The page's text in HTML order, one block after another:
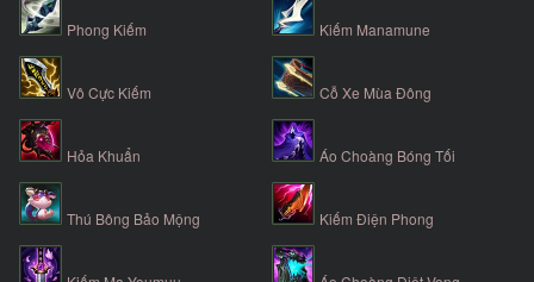
Phong Kiếm Kiếm Manamune
Vô Cực Kiếm Cỗ Xe Mùa Đông
Hỏa Khuẩn Áo Choàng Bóng Tối
Thú Bông Bảo Mộng Kiếm Điện Phong